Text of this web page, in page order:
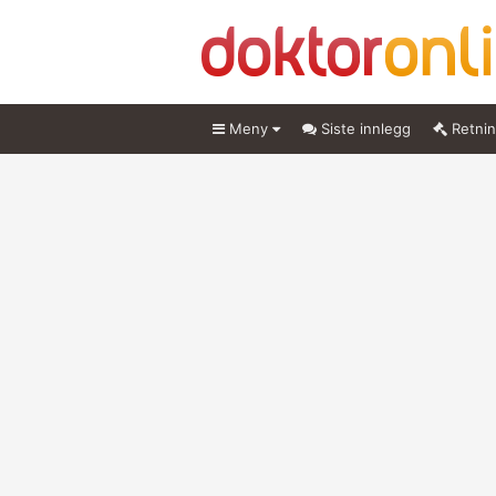
Meny Siste innlegg